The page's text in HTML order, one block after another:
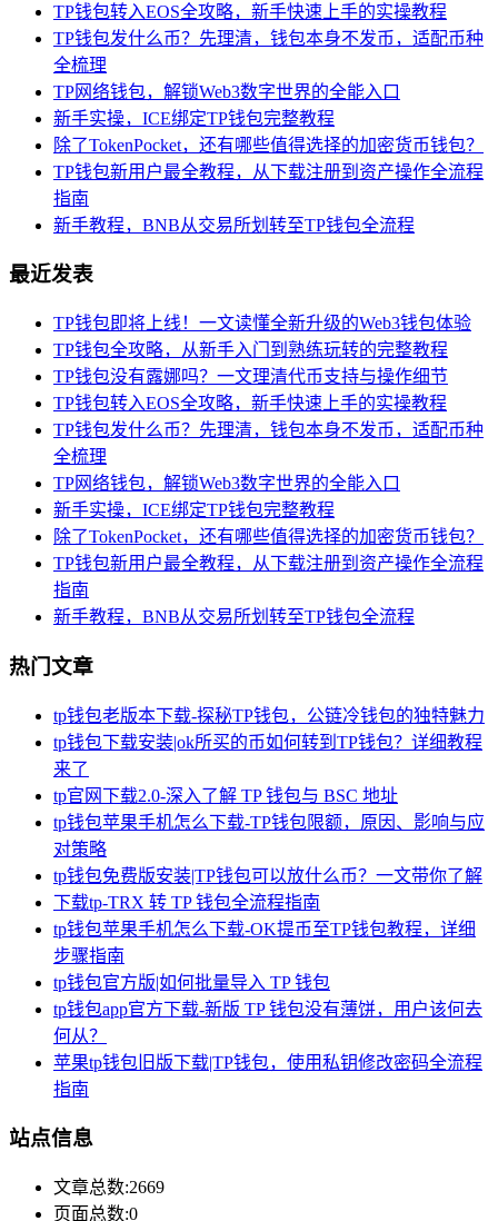
TP钱包转入EOS全攻略，新手快速上手的实操教程
TP钱包发什么币？先理清，钱包本身不发币，适配币种
全梳理
TP网络钱包，解锁Web3数字世界的全能入口
新手实操，ICE绑定TP钱包完整教程
除了TokenPocket，还有哪些值得选择的加密货币钱包？
TP钱包新用户最全教程，从下载注册到资产操作全流程
指南
新手教程，BNB从交易所划转至TP钱包全流程
最近发表
TP钱包即将上线！一文读懂全新升级的Web3钱包体验
TP钱包全攻略，从新手入门到熟练玩转的完整教程
TP钱包没有露娜吗？一文理清代币支持与操作细节
TP钱包转入EOS全攻略，新手快速上手的实操教程
TP钱包发什么币？先理清，钱包本身不发币，适配币种
全梳理
TP网络钱包，解锁Web3数字世界的全能入口
新手实操，ICE绑定TP钱包完整教程
除了TokenPocket，还有哪些值得选择的加密货币钱包？
TP钱包新用户最全教程，从下载注册到资产操作全流程
指南
新手教程，BNB从交易所划转至TP钱包全流程
热门文章
tp钱包老版本下载-探秘TP钱包，公链冷钱包的独特魅力
tp钱包下载安装|ok所买的币如何转到TP钱包？详细教程
来了
tp官网下载2.0-深入了解 TP 钱包与 BSC 地址
tp钱包苹果手机怎么下载-TP钱包限额，原因、影响与应
对策略
tp钱包免费版安装|TP钱包可以放什么币？一文带你了解
下载tp-TRX 转 TP 钱包全流程指南
tp钱包苹果手机怎么下载-OK提币至TP钱包教程，详细
步骤指南
tp钱包官方版|如何批量导入 TP 钱包
tp钱包app官方下载-新版 TP 钱包没有薄饼，用户该何去
何从？
苹果tp钱包旧版下载|TP钱包，使用私钥修改密码全流程
指南
站点信息
文章总数:2669
页面总数:0